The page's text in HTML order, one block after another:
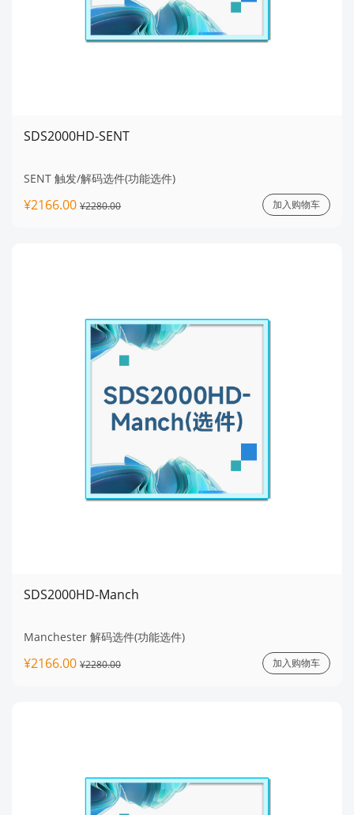
SDS2000HD-SENT
SENT 触发/解码选件(功能选件)
¥2166.00 ¥2280.00 加入购物车
SDS2000HD-Manch
Manchester 解码选件(功能选件)
¥2166.00 ¥2280.00 加入购物车